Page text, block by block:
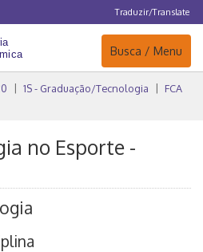
Traduzir/Translate
Navegação
Busca / Menu
1S - Graduação/Tecnologia
FCA
no Esporte -